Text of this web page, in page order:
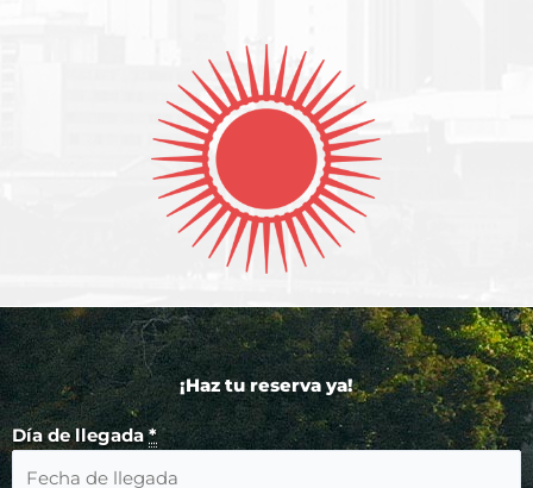
¡Haz tu reserva ya!
Día de llegada*